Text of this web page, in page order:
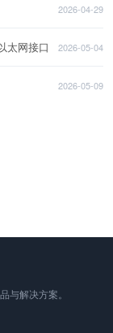
2026-04-29
太网接口 2026-05-04
2026-05-09
与解决方案。